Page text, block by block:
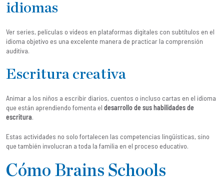
idiomas
Ver series, películas o vídeos en plataformas digitales con subtítulos en el
idioma objetivo es una excelente manera de practicar la comprensión
auditiva.
Escritura creativa
Animar a los niños a escribir diarios, cuentos o incluso cartas en el idioma
que están aprendiendo fomenta el desarrollo de sus habilidades de
escritura.
Estas actividades no solo fortalecen las competencias lingüísticas, sino
que también involucran a toda la familia en el proceso educativo.
Cómo Brains Schools